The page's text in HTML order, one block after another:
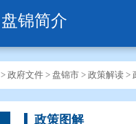
盘锦简介
> 政府文件 > 盘锦市 > 政策解读 >
政策图解